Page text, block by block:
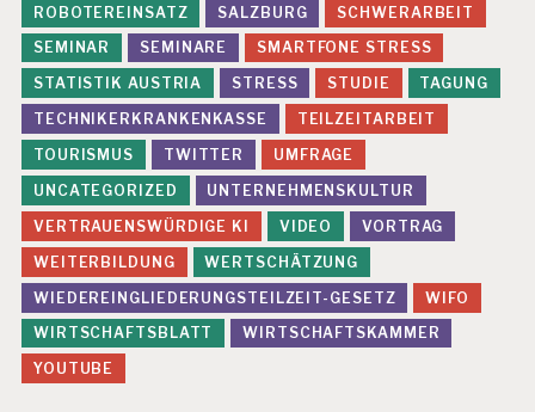
L
U
IE
R
U
N
G
S
T
R
E
S
S
S
T
U
ROBOTEREINSATZ
SALZBURG
SCHWERARBEIT
SEMINAR
SEMINARE
SMARTFONE STRESS
STATISTIK AUSTRIA
STRESS STUDIE
TAGUNG
TECHNIKERKRANKENKASSE
TEILZEITARBEIT
TOURISMUS
TWITTER
UMFRAGE
UNCATEGORIZED
UNTERNEHMENSKULTUR
VERTRAUENSWÜRDIGE KI
VIDEO
VORTRAG
WEITERBILDUNG
WERTSCHÄTZUNG
WIEDEREINGLIEDERUNGSTEILZEIT-GESETZ
WIFO
WIRTSCHAFTSBLATT
WIRTSCHAFTSKAMMER
YOUTUBE